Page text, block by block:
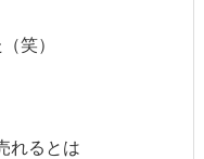
笑）
れるとは